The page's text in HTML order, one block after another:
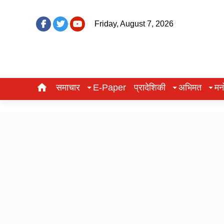
Friday, August 7, 2026
समाचार E-Paper प्रादेशिकी अभिमत